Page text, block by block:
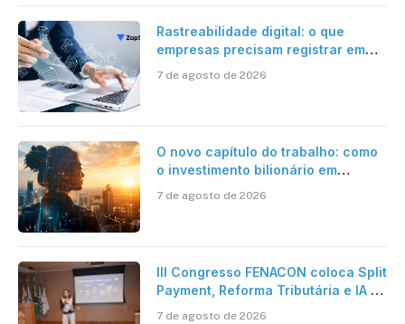
Rastreabilidade digital: o que
empresas precisam registrar em
7 de agosto de 2026
O novo capítulo do trabalho: como
o investimento bilionário em
verdadeira era da inteligência
7 de agosto de 2026
III Congresso FENACON coloca Split
Payment, Reforma Tributária e IA no
7 de agosto de 2026